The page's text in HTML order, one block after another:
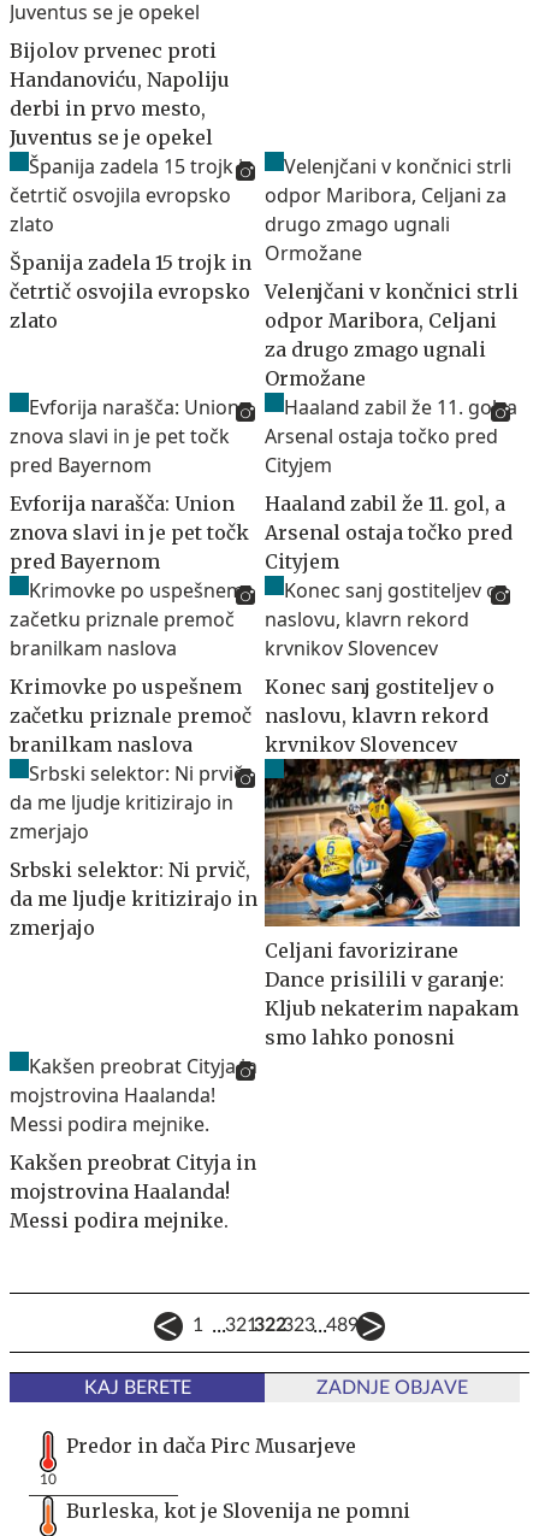
Bijolov prvenec proti
Handanoviću, Napoliju
derbi in prvo mesto,
Juventus se je opekel
Španija zadela 15 trojk in
četrtič osvojila evropsko
zlato
Velenjčani v končnici strli
odpor Maribora, Celjani
za drugo zmago ugnali
Ormožane
Evforija narašča: Union
znova slavi in je pet točk
pred Bayernom
Haaland zabil že 11. gol, a
Arsenal ostaja točko pred
Cityjem
Krimovke po uspešnem
začetku priznale premoč
branilkam naslova
Konec sanj gostiteljev o
naslovu, klavrn rekord
krvnikov Slovencev
Srbski selektor: Ni prvič,
da me ljudje kritizirajo in
zmerjajo
Celjani favorizirane
Dance prisilili v garanje:
Kljub nekaterim napakam
smo lahko ponosni
Kakšen preobrat Cityja in
mojstrovina Haalanda!
Messi podira mejnike.
1 ...321322323...489
KAJ BERETE ZADNJE OBJAVE
10
Predor in dača Pirc Musarjeve
Burleska, kot je Slovenija ne pomni